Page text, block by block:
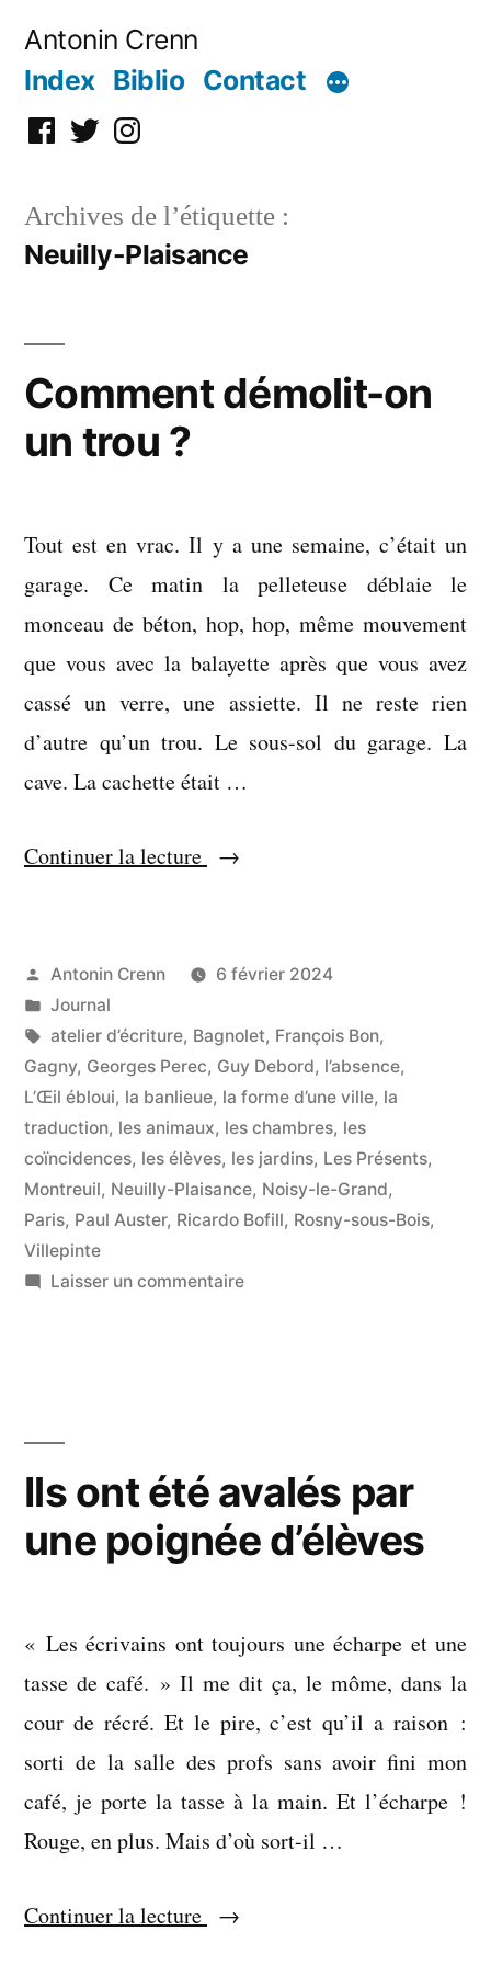
Antonin Crenn
Index Biblio Contact
Facebook
TwitterInstagram
Archives de l’étiquette :
Neuilly-Plaisance
Comment démolit-on
un trou ?
Tout est en vrac. Il y a une semaine, c’était un
garage. Ce matin la pelleteuse déblaie le
monceau de béton, hop, hop, même mouvement
que vous avec la balayette après que vous avez
cassé un verre, une assiette. Il ne reste rien
d’autre qu’un trou. Le sous-sol du garage. La
cave. La cachette était …
Continuer la lecture « Comment
un
Publié
par
Antonin Crenn
6 février 2024
Publié
dans
Journal
Étiquettes :
atelier d’écriture, Bagnolet, François Bon,
Gagny, Georges Perec, Guy Debord, l’absence,
L’Œil ébloui, la banlieue, la forme d’une ville, la
traduction, les animaux, les chambres, les
coïncidences, les élèves, les jardins, Les Présents,
Montreuil, Neuilly-Plaisance, Noisy-le-Grand,
Paris, Paul Auster, Ricardo Bofill, Rosny-sous-Bois,
Villepinte
Laisser un commentairesur
Ils ont été avalés par
une poignée d’élèves
« Les écrivains ont toujours une écharpe et une
tasse de café. » Il me dit ça, le môme, dans la
cour de récré. Et le pire, c’est qu’il a raison :
sorti de la salle des profs sans avoir fini mon
café, je porte la tasse à la main. Et l’écharpe !
Rouge, en plus. Mais d’où sort-il …
Continuer la lecture « Ils